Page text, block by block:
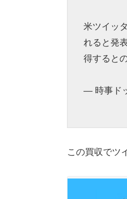
米ツイッ
れると発
得すると
— 時事ド
この買収でツ